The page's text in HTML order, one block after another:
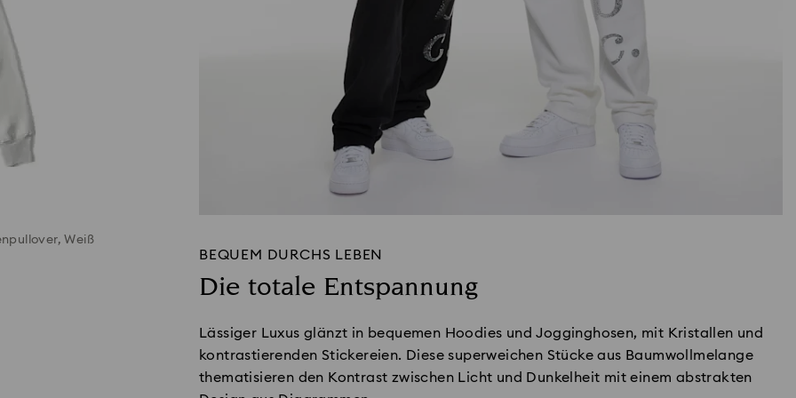
BEQUEM DURCHS LEBEN
Die totale Entspannung
Lässiger Luxus glänzt in bequemen Hoodies und Jogginghosen, mit Kristallen und
kontrastierenden Stickereien. Diese superweichen Stücke aus Baumwollmelange
thematisieren den Kontrast zwischen Licht und Dunkelheit mit einem abstrakten
Weiß